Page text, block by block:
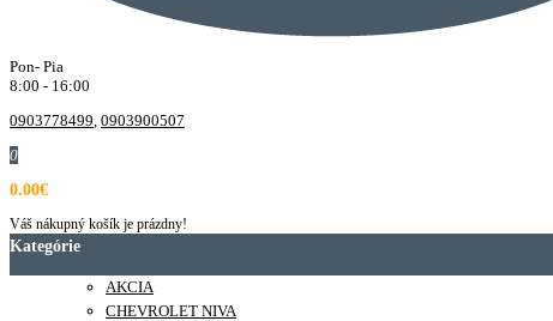
Pon- Pia
8:00 - 16:00
0903778499, 0903900507
0
0.00€
Váš nákupný košík je prázdny!
Kategórie
AKCIA
CHEVROLET NIVA